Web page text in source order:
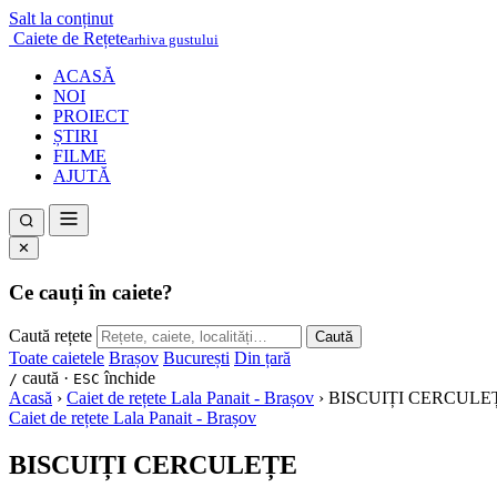
Salt la conținut
Caiete de Rețetearhiva gustului
ACASĂ
NOI
PROIECT
ȘTIRI
FILME
AJUTĂ
✕
Ce cauți în caiete?
Caută rețete Caută
Toate caietele Brașov București Din țară
/ caută · ESC închide
Acasă › Caiet de rețete Lala Panait - Brașov › BISCUIȚI
Caiet de rețete Lala Panait - Brașov
BISCUIȚI CERCULEȚE